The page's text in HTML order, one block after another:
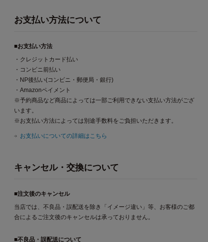
お支払い方法について
■お支払い方法
・クレジットカード払い
・コンビニ前払い
・NP後払い(コンビニ・郵便局・銀行)
・Amazonペイメント
※予約商品など商品によっては一部ご利用できない支払い方法がござ
います。
※お支払い方法によっては別途手数料をご負担いただきます。
お支払いについての詳細はこちら
キャンセル・交換について
■注文後のキャンセル
当店では、不良品・誤配送を除き「イメージ違い」等、お客様のご都
合によるご注文後のキャンセルは承っておりません。
■不良品・誤配送について